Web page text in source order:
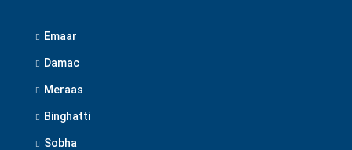
Emaar
Damac
Meraas
Binghatti
Sobha